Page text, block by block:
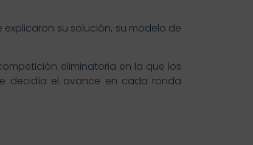
su solución, su modelo de
eliminatoria en la que los
decidía el avance en cada ronda